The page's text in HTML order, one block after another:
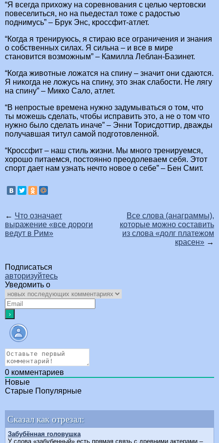
“Я всегда прихожу на соревнования с целью чертовски
повеселиться, но на пьедестал тоже с радостью
поднимусь” – Брук Энс, кроссфит-атлет.
“Когда я тренируюсь, я стираю все ограничения и знания
о собственных силах. Я сильна – и все в мире
становится возможным” – Камилла Леблан-Базинет.
“Когда животные ложатся на спину – значит они сдаются.
Я никогда не ложусь на спину, это знак слабости. Не лягу
на спину” – Микко Сало, атлет.
“В непростые времена нужно задумываться о том, что
ты можешь сделать, чтобы исправить это, а не о том что
нужно было сделать иначе” – Энни Торисдоттир, дважды
получавшая титул самой подготовленной.
“Кроссфит – наш стиль жизни. Мы много тренируемся,
хорошо питаемся, постоянно преодолеваем себя. Этот
спорт дает нам узнать нечто новое о себе” – Бен Смит.
← Что означает
выражение «все дороги
ведут в Рим»
Все слова (анаграммы),
которые можно составить
из слова «долг платежом
красен» →
Подписаться
авторизуйтесь
Уведомить о
0 комментариев
Новые
Старые Популярные
Сказал как отрезал:
Забубённая головушка
У слова «забубенный» есть прямая связь с древними актерами –